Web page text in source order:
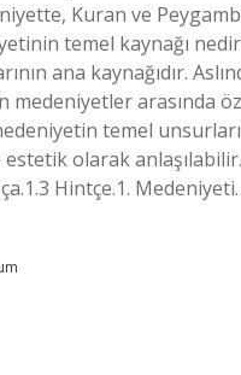
Kuran ve
temel kaynağı
ana kaynağıdır.
medeniyetler
temel
estetik olarak
Hintçe.1.